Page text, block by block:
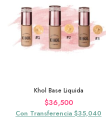
Khol Base Liquida
$36,500
Con Transferencia $35,040